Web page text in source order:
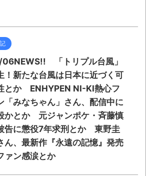
「トリプル台風」
！新たな台風は日本に近づく可
とか ENHYPEN NI-KI熱心フ
「みなちゃん」さん、配信中に
かとか 元ジャンポケ・斉藤慎
告に懲役7年求刑とか 東野圭
ん、最新作『永遠の記憶』発売
ァン感涙とか